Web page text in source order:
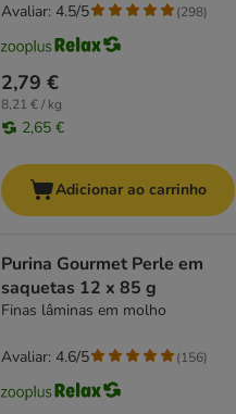
2,79 €
8,21 € / kg
2,65 €
Avaliar: 4.5/5 (298)
Adicionar ao carrinho
Purina Gourmet Perle em
saquetas 12 x 85 g
Finas lâminas em molho
Avaliar: 4.6/5 (156)